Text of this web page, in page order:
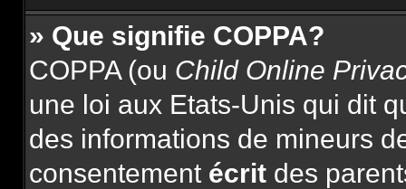
» Que signifie COPPA?
COPPA (ou Child Online
une loi aux Etats-Unis qui dit
des informations de mineurs
consentement écrit des